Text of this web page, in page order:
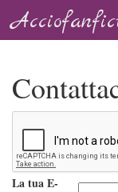
La tua E-